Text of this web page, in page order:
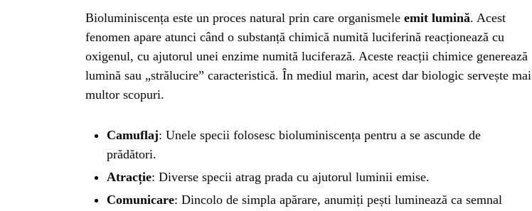
Bioluminiscența este un proces natural prin care organismele emit lumină. Acest
fenomen apare atunci când o substanță chimică numită luciferină reacționează cu
oxigenul, cu ajutorul unei enzime numită luciferază. Aceste reacții chimice generează
lumină sau „strălucire” caracteristică. În mediul marin, acest dar biologic servește mai
multor scopuri.
Camuflaj: Unele specii folosesc bioluminiscența pentru a se ascunde de
prădători.
Atracție: Diverse specii atrag prada cu ajutorul luminii emise.
Comunicare: Dincolo de simpla apărare, anumiți pești luminează ca semnal
HOME
BLOG
HOROSCOP